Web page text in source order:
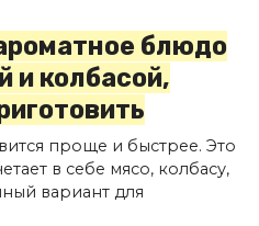
блюдо
и колбасой,
проще и быстрее. Это
в себе мясо, колбасу,
вариант для